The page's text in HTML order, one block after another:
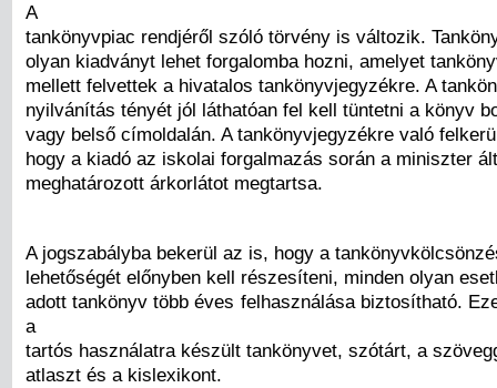
A
tankönyvpiac rendjéről szóló törvény is változik.
olyan kiadványt lehet forgalomba hozni, amelyet
mellett felvettek a hivatalos tankönyvjegyzékre. A
nyilvánítás tényét jól láthatóan fel kell tüntetni a könyv
vagy belső címoldalán. A tankönyvjegyzékre való
hogy a kiadó az iskolai forgalmazás során a miniszter
meghatározott árkorlátot megtartsa.
A jogszabályba bekerül az is, hogy a
lehetőségét előnyben kell részesíteni, minden olyan
adott tankönyv több éves felhasználása biztosítható.
a
tartós használatra készült tankönyvet, szótárt, a
atlaszt és a kislexikont.